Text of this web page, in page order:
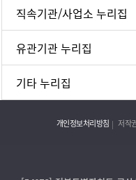
직속기관/사업소 누리집
유관기관 누리집
기타 누리집
개인정보처리방침 저작